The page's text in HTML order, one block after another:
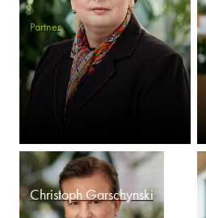
Partner
Christoph Garschynski